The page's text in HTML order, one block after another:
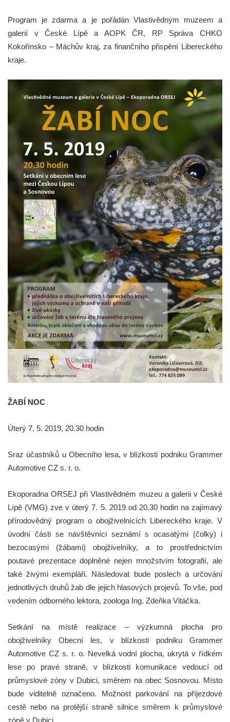
Program je zdarma a je pořádán Vlastivědným muzeem a
galerií v České Lípě a AOPK ČR, RP Správa CHKO
Kokořínsko – Máchův kraj, za finančního přispění Libereckého
kraje.
ŽABÍ NOC
Úterý 7. 5. 2019, 20.30 hodin
Sraz účastníků u Obecního lesa, v blízkosti podniku Grammer
Automotive CZ s. r. o.
Ekoporadna ORSEJ při Vlastivědném muzeu a galerii v České
Lípě (VMG) zve v úterý 7. 5. 2019 od 20.30 hodin na zajímavý
přírodovědný program o obojživelnících Libereckého kraje. V
úvodní části se návštěvníci seznámí s ocasatými (čolky) i
bezocasými (žábami) obojživelníky, a to prostřednictvím
poutavé prezentace doplněné nejen množstvím fotografií, ale
také živými exempláři. Následovat bude poslech a určování
jednotlivých druhů žab dle jejich hlasových projevů. To vše, pod
vedením odborného lektora, zoologa Ing. Zdeňka Vitáčka.
Setkání na místě realizace – výzkumná plocha pro
obojživelníky Obecní les, v blízkosti podniku Grammer
Automotive CZ s. r. o. Nevelká vodní plocha, ukrytá v řídkém
lese po pravé straně, v blízkosti komunikace vedoucí od
průmyslové zóny v Dubici, směrem na obec Sosnovou. Místo
bude viditelně označeno. Možnost parkování na příjezdové
cestě nebo na protější straně silnice směrem k průmyslové
zóně v Dubici.